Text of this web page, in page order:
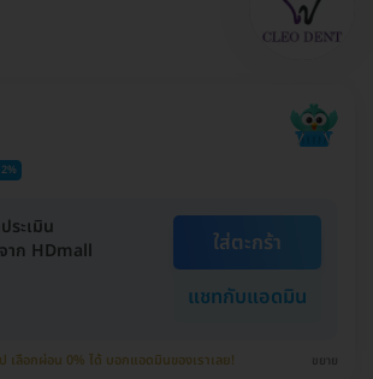
ระเมิน
าก HDmall
ใส่ตะกร้า
แชทกับแอดมิน
เลือกผ่อน 0% ได้ บอกแอดมินของเราเลย! ขยาย